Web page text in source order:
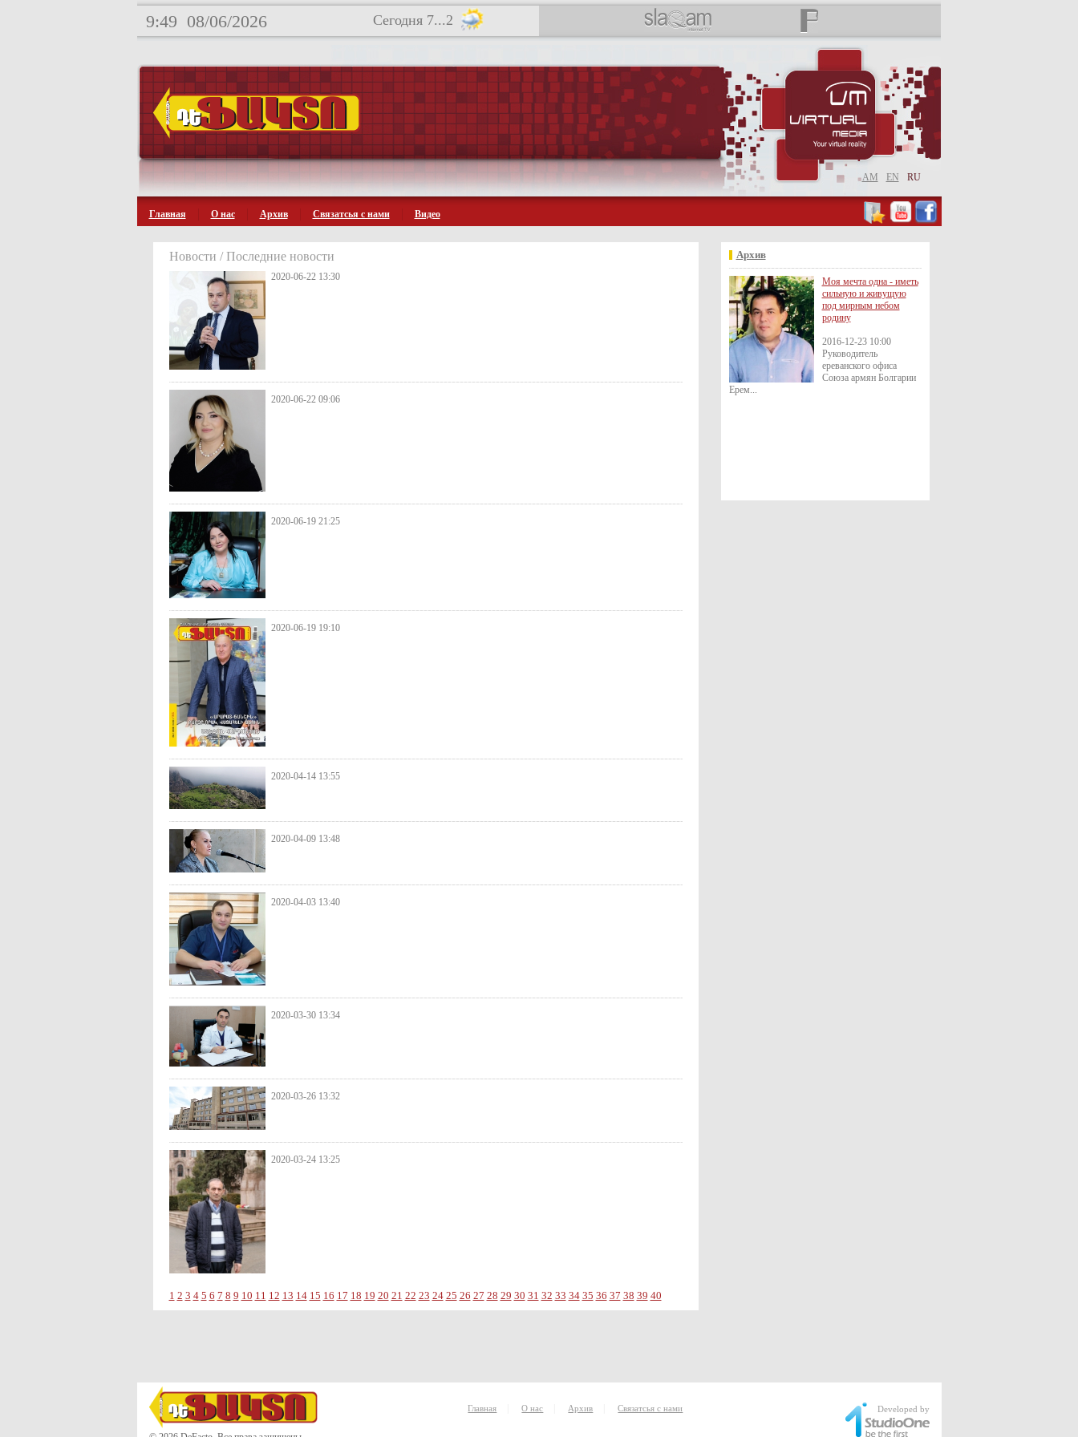
9:49 08/06/2026 Сегодня 7...2
AM EN RU
Главная О нас Архив Связатсья с нами Видео
Новости / Последние новости
2020-06-22 13:30
2020-06-22 09:06
2020-06-19 21:25
2020-06-19 19:10
2020-04-14 13:55
2020-04-09 13:48
2020-04-03 13:40
2020-03-30 13:34
2020-03-26 13:32
2020-03-24 13:25
1 2 3 4 5 6 7 8 9 10 11 12 13 14 15 16 17 18 19 20 21 22 23 24 25 26 27 28 29 30 31 32 33 34 35 36 37 38 39 40
Архив
Моя мечта одна - иметь
сильную и живущую
под мирным небом
родину
2016-12-23 10:00
Руководитель
ереванского офиса
Союза армян Болгарии
Ерем...
Главная О нас Архив Связатсья с нами Developed by